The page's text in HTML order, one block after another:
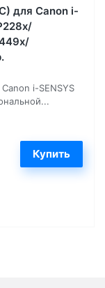
для Canon i-
i-SENSYS